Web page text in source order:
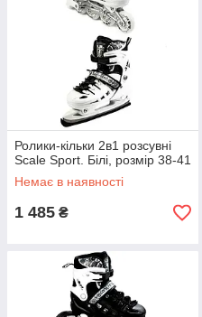
Ролики-кільки 2в1 розсувні
Scale Sport. Білі, розмір 38-41
Немає в наявності
1 485 ₴